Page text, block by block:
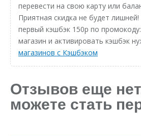
перевести на свою карту или
Приятная скидка не будет
первый кэшбэк 150р по промокоду:
магазин и активировать кэшбэк
магазинов с Кэшбэком
Отзывов еще
можете стать